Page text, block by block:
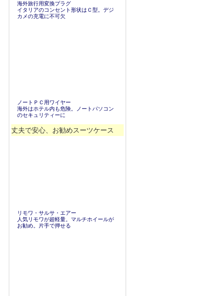
海外旅行用変換プラグ
イタリアのコンセント形状はＣ型。デジ
カメの充電に不可欠
ノートＰＣ用ワイヤー
海外はホテル内も危険。ノートパソコン
のセキュリティーに
丈夫で安心、お勧めスーツケース
リモワ・サルサ・エアー
人気リモワが超軽量。マルチホイールが
お勧め。片手で押せる